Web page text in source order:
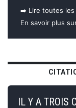
➡️ Lire toutes les
En savoir plus
IL Y A TROIS